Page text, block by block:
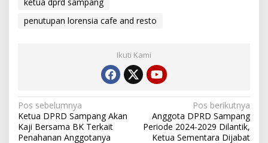
penutupan lorensia cafe and resto
Ikuti Kami
Navigasi
pos
Pos sebelumnya
Ketua DPRD Sampang Akan
Kaji Bersama BK Terkait
Penahanan Anggotanya
Pos berikutnya
Anggota DPRD Sampang
Periode 2024-2029 Dilantik,
Ketua Sementara Dijabat